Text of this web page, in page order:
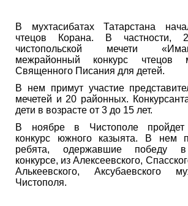
В мухтасибатах Татарстана
чтецов Корана. В частности,
чистопольской мечети
межрайонный конкурс чтецов
Священного Писания для детей.
В нем примут участие
мечетей и 20 районных.
дети в возрасте от 3 до 15 лет.
В ноябре в Чистополе пройдет
конкурс южного казыята. В нем
ребята, одержавшие победу
конкурсе, из Алексеевского,
Алькеевского, Аксубаевского
Чистополя.